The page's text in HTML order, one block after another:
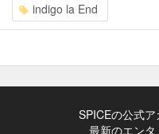
indigo la End
SPICEの公式
最新のエンタ